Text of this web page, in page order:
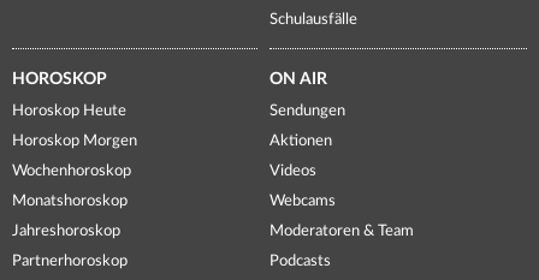
Schulausfälle
HOROSKOP
Horoskop Heute
Horoskop Morgen
Wochenhoroskop
Monatshoroskop
Jahreshoroskop
Partnerhoroskop
ON AIR
Sendungen
Aktionen
Videos
Webcams
Moderatoren & Team
Podcasts